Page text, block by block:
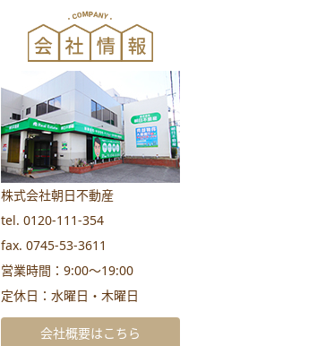
株式会社朝日不動産
tel. 0120-111-354
fax. 0745-53-3611
営業時間：9:00～19:00
定休日：水曜日・木曜日
会社概要はこちら